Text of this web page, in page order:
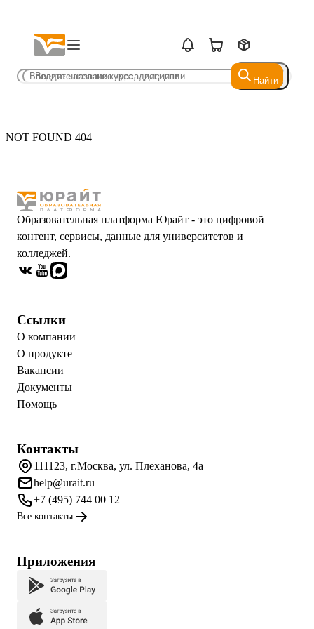
Найти
Найти
NOT FOUND 404
Образовательная платформа Юрайт - это цифровой
контент, сервисы, данные для университетов и
колледжей.
Ссылки
О компании
О продукте
Вакансии
Документы
Помощь
Контакты
111123, г.Москва, ул. Плеханова, 4а
help@urait.ru
+7 (495) 744 00 12
Все контакты
Приложения